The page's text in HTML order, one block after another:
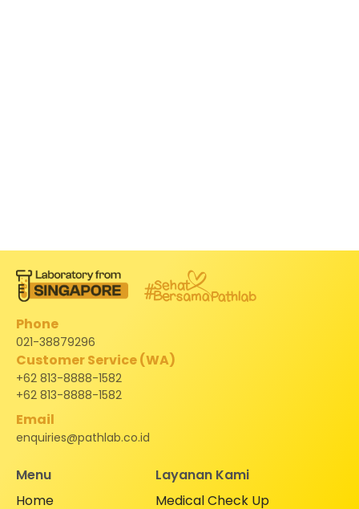
Phone
021-38879296
Customer Service (WA)
+62 813-8888-1582
+62 813-8888-1582
Email
enquiries@pathlab.co.id
Menu
Home
Layanan Kami
Medical Check Up